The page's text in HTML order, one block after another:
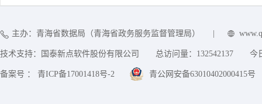
主办：青海省数据局（青海省政务服务监督管理局）
技术支持：国泰新点软件股份有限公司 总访问量： 132542137 今
备案号 ： 青ICP备17001418号-2 青公网安备63010402000415号